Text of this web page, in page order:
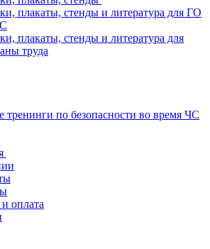
плакаты, стенды и литература для ГО
плакаты, стенды и литература для
труда
тренинги по безопасности во время ЧС
оплата